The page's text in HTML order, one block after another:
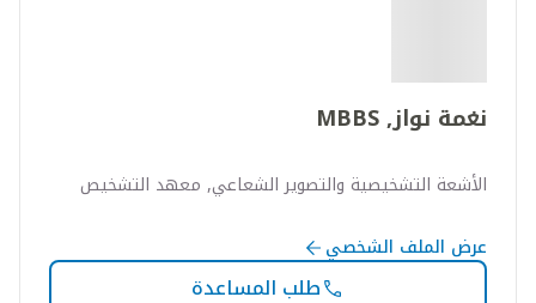
نغمة نواز, MBBS
الأشعة التشخيصية والتصوير الشعاعي, معهد التشخيص
عرض الملف الشخصي
طلب المساعدة